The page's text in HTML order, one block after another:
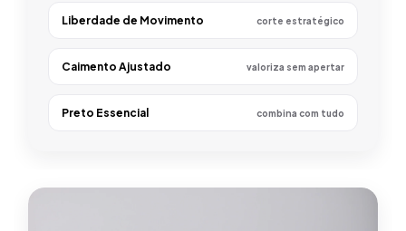
Liberdade de Movimento corte estratégico
Caimento Ajustado valoriza sem apertar
Preto Essencial combina com tudo